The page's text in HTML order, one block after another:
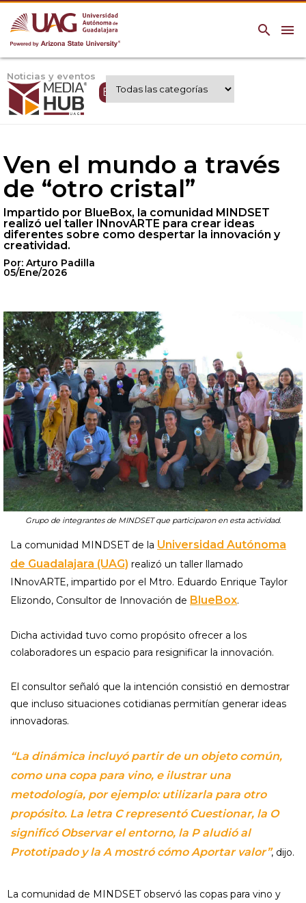
menu
search
Noticias y eventos
Expertos UAG
Ven el mundo a través
de “otro cristal”
Impartido por BlueBox, la comunidad MINDSET
realizó uel taller INnovARTE para crear ideas
diferentes sobre como despertar la innovación y
creatividad.
Por: Arturo Padilla
05/Ene/2026
Grupo de integrantes de MINDSET que participaron en esta actividad.
La comunidad MINDSET de la Universidad Autónoma
de Guadalajara (UAG) realizó un taller llamado
INnovARTE, impartido por el Mtro. Eduardo Enrique Taylor
Elizondo, Consultor de Innovación de BlueBox.
Dicha actividad tuvo como propósito ofrecer a los
colaboradores un espacio para resignificar la innovación.
El consultor señaló que la intención consistió en demostrar
que incluso situaciones cotidianas permitían generar ideas
innovadoras.
“La dinámica incluyó partir de un objeto común,
como una copa para vino, e ilustrar una
metodología, por ejemplo: utilizarla para otro
propósito. La letra C representó Cuestionar, la O
significó Observar el entorno, la P aludió al
Prototipado y la A mostró cómo Aportar valor”, dijo.
La comunidad de MINDSET observó las copas para vino y